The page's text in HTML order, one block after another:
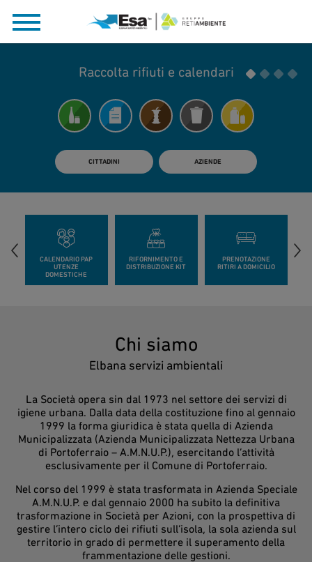
Raccolta rifiuti e calendari
CITTADINI AZIENDE
Nuove regole per i rifiuti derivanti da attività di
CLICCA QUI
Ritiro ingombranti
SCOPRI DI PIÙ
CALENDARIO PAP
UTENZE
DOMESTICHE
RIFORNIMENTO E
DISTRIBUZIONE KIT
PRENOTAZIONE
RITIRI A DOMICILIO
Chi siamo
Elbana servizi ambientali
La Società opera sin dal 1973 nel settore dei servizi di
igiene urbana. Dalla data della costituzione fino al gennaio
1999 la forma giuridica è stata quella di Azienda
Municipalizzata (Azienda Municipalizzata Nettezza Urbana
di Portoferraio – A.M.N.U.P.), esercitando l’attività
esclusivamente per il Comune di Portoferraio.
Nel corso del 1999 è stata trasformata in Azienda Speciale
A.M.N.U.P. e dal gennaio 2000 ha subito la definitiva
trasformazione in Società per Azioni, con la prospettiva di
gestire l’intero ciclo dei rifiuti sull’isola, la sola azienda sul
territorio in grado di permettere il superamento della
frammentazione delle gestioni.